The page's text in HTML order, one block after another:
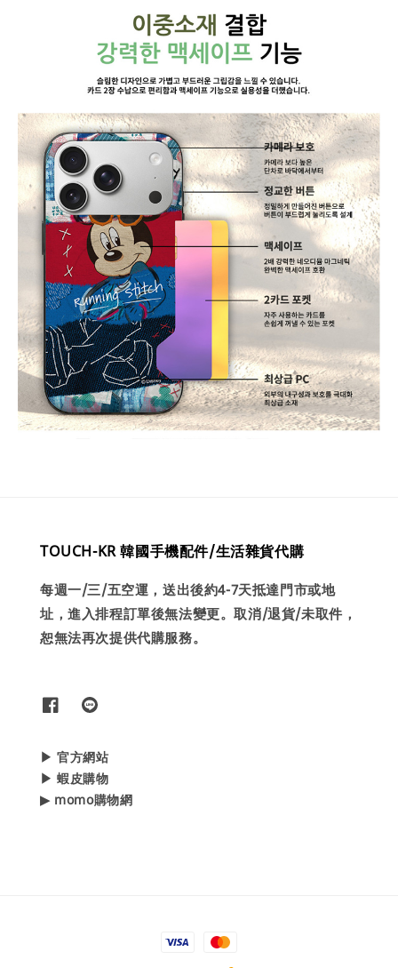
TOUCH-KR 韓國手機配件/生活雜貨代購
每週一/三/五空運，送出後約4-7天抵達門市或地
址，進入排程訂單後無法變更。取消/退貨/未取件，
恕無法再次提供代購服務。
▶ 官方網站
▶ 蝦皮購物
▶ momo購物網